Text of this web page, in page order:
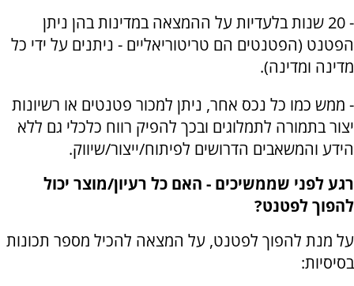
- 20 שנות בלעדיות על ההמצאה במדינות בהן ניתן
הפטנט (הפטנטים הם טריטוריאליים - ניתנים על ידי כל
מדינה ומדינה).
- ממש כמו כל נכס אחר, ניתן למכור פטנטים או רשיונות
יצור בתמורה לתמלוגים ובכך להפיק רווח כלכלי גם ללא
הידע והמשאבים הדרושים לפיתוח/ייצור/שיווק.
רגע לפני שממשיכים - האם כל רעיון/מוצר יכול
להפוך לפטנט?
על מנת להפוך לפטנט, על המצאה להכיל מספר תכונות
בסיסיות: